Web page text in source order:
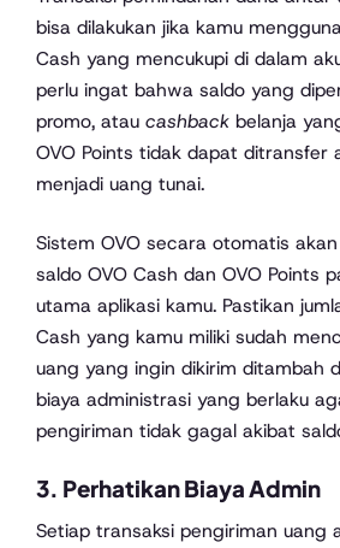
bisa dilakukan jika kamu
Cash yang mencukupi di dalam
perlu ingat bahwa saldo yang
promo, atau cashback belanja
OVO Points tidak dapat ditransfer
menjadi uang tunai.
Sistem OVO secara otomatis
saldo OVO Cash dan OVO Points
utama aplikasi kamu. Pastikan
Cash yang kamu miliki sudah
uang yang ingin dikirim ditambah
biaya administrasi yang berlaku
pengiriman tidak gagal akibat
3. Perhatikan Biaya Admin
Setiap transaksi pengiriman uang